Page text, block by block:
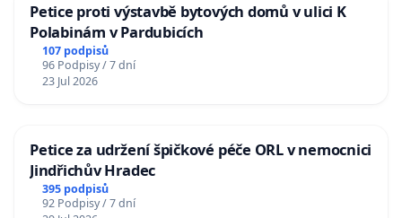
Petice proti výstavbě bytových domů v ulici K
Polabinám v Pardubicích
107 podpisů
96 Podpisy / 7 dní
23 Jul 2026
Petice za udržení špičkové péče ORL v nemocnici
Jindřichův Hradec
395 podpisů
92 Podpisy / 7 dní